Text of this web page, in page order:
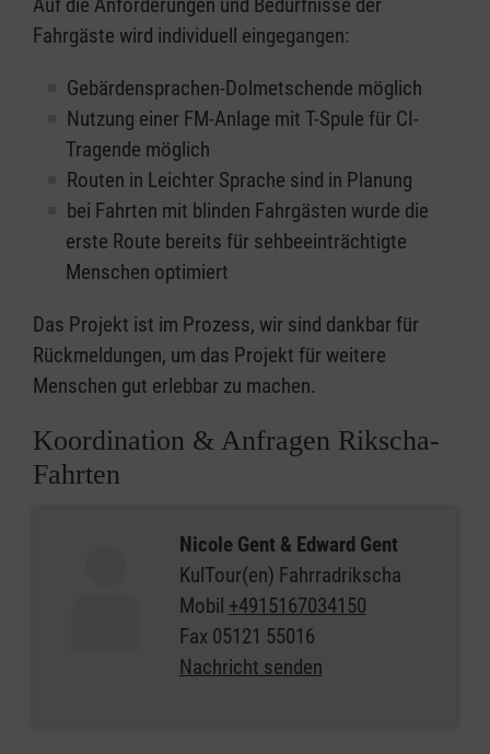
Fahrgäste wird individuell eingegangen: ​
Gebärdensprachen-Dolmetschende möglich​
Nutzung einer FM-Anlage mit T-Spule für CI-
Tragende möglich​
Routen in Leichter Sprache sind in Planung​
bei Fahrten mit blinden Fahrgästen wurde die
erste Route bereits für sehbeeinträchtigte
Menschen optimiert​
Das Projekt ist im Prozess, wir sind dankbar für
Rückmeldungen, um das Projekt für weitere
Menschen gut erlebbar zu machen.
Koordination & Anfragen Rikscha-
Fahrten
Nicole Gent & Edward Gent
KulTour(en) Fahrradrikscha
Mobil +4915167034150
Fax 05121 55016
Nachricht senden